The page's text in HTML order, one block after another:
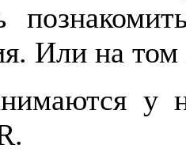
Или на
у